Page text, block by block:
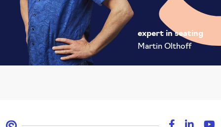
expert in seating
Martin Olthoff